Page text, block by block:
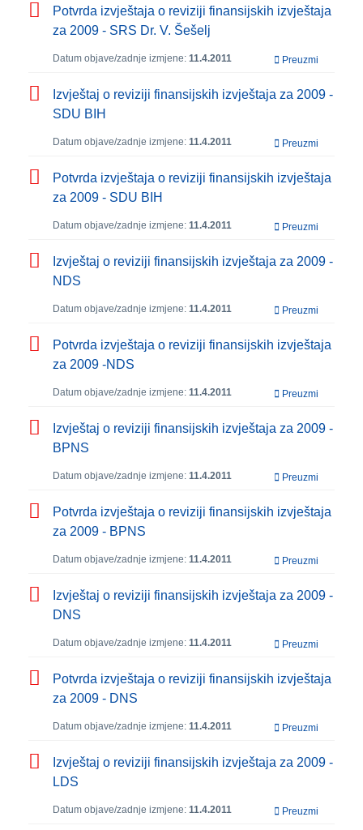
Potvrda izvještaja o reviziji finansijskih izvještaja
za 2009 - SRS Dr. V. Šešelj
Datum objave/zadnje izmjene: 11.4.2011 Preuzmi
Izvještaj o reviziji finansijskih izvještaja za 2009 -
SDU BIH
Datum objave/zadnje izmjene: 11.4.2011 Preuzmi
Potvrda izvještaja o reviziji finansijskih izvještaja
za 2009 - SDU BIH
Datum objave/zadnje izmjene: 11.4.2011 Preuzmi
Izvještaj o reviziji finansijskih izvještaja za 2009 -
NDS
Datum objave/zadnje izmjene: 11.4.2011 Preuzmi
Potvrda izvještaja o reviziji finansijskih izvještaja
za 2009 -NDS
Datum objave/zadnje izmjene: 11.4.2011 Preuzmi
Izvještaj o reviziji finansijskih izvještaja za 2009 -
BPNS
Datum objave/zadnje izmjene: 11.4.2011 Preuzmi
Potvrda izvještaja o reviziji finansijskih izvještaja
za 2009 - BPNS
Datum objave/zadnje izmjene: 11.4.2011 Preuzmi
Izvještaj o reviziji finansijskih izvještaja za 2009 -
DNS
Datum objave/zadnje izmjene: 11.4.2011 Preuzmi
Potvrda izvještaja o reviziji finansijskih izvještaja
za 2009 - DNS
Datum objave/zadnje izmjene: 11.4.2011 Preuzmi
Izvještaj o reviziji finansijskih izvještaja za 2009 -
LDS
Datum objave/zadnje izmjene: 11.4.2011 Preuzmi